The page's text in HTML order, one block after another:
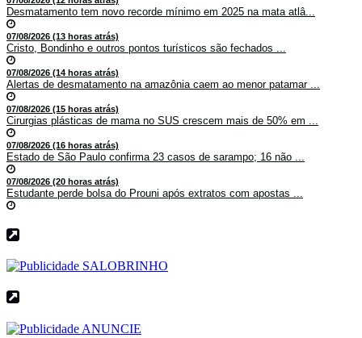
Desmatamento tem novo recorde mínimo em 2025 na mata atlâ...
07/08/2026 (13 horas atrás)
Cristo, Bondinho e outros pontos turísticos são fechados ...
07/08/2026 (14 horas atrás)
Alertas de desmatamento na amazônia caem ao menor patamar ...
07/08/2026 (15 horas atrás)
Cirurgias plásticas de mama no SUS crescem mais de 50% em ...
07/08/2026 (16 horas atrás)
Estado de São Paulo confirma 23 casos de sarampo; 16 não ...
07/08/2026 (20 horas atrás)
Estudante perde bolsa do Prouni após extratos com apostas ...